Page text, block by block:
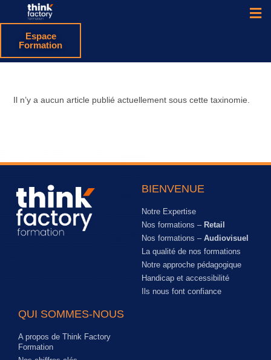
Espace
Formation
Il n’y a aucun article publié actuellement sous cette taxinomie.
BIENVENUE
Notre Expertise
Nos formations – Retail
Nos formations – Audiovisuel
La qualité de nos formations
Notre approche pédagogique
Handicap et accessibilité
Ils nous font confiance
QUI SOMMES-NOUS
A propos de Think Factory
Formation